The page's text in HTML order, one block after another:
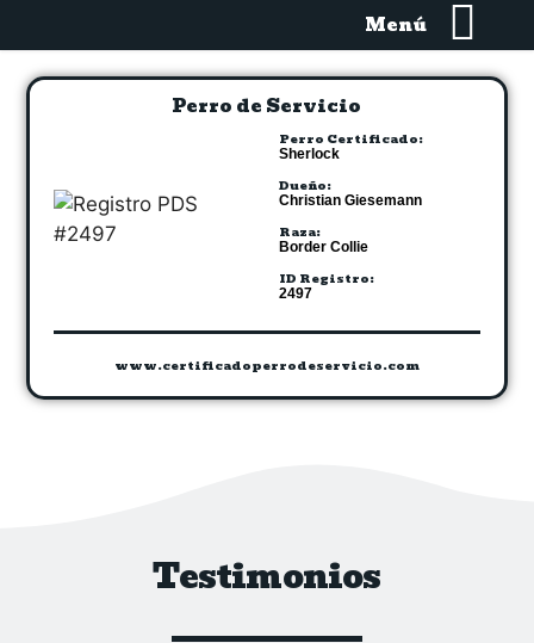
Menú
Perro de Servicio
Perro Certificado:
Sherlock
Dueño:
Christian Giesemann
Raza:
Border Collie
ID Registro:
2497
www.certificadoperrodeservicio.com
Testimonios